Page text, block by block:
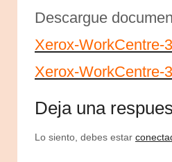
Descargue
Xerox-WorkCentre-
Xerox-WorkCentre-
Deja una
Lo siento, debes estar